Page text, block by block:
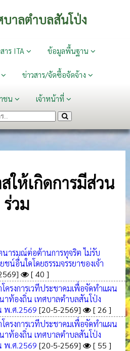
บาลตำบลสันโป่ง
าร ITA ข้อมูลพื้นฐาน
ข่าวสาร/จัดซื้อจัดจ้าง
ชน เจ้าหน้าที่
ให้เกิดการมีส่วน
ร่วม
นารมณ์ต่อต้านการทุจริต ไม่รับ
น์อื่นใดโดยธรรมจรรยาของเจ้า
[ 40 ]
ครงการเวทีประชาคมเพื่อจัดทำแผน
ท้องถิ่น เทศบาลตำบลสันโป่ง
พ.ศ.2569 [20-5-2569]
[ 26 ]
ครงการเวทีประชาคมเพื่อจัดทำแผน
ท้องถิ่น เทศบาลตำบลสันโป่ง
พ.ศ.2569 [20-5-2569]
[ 55 ]